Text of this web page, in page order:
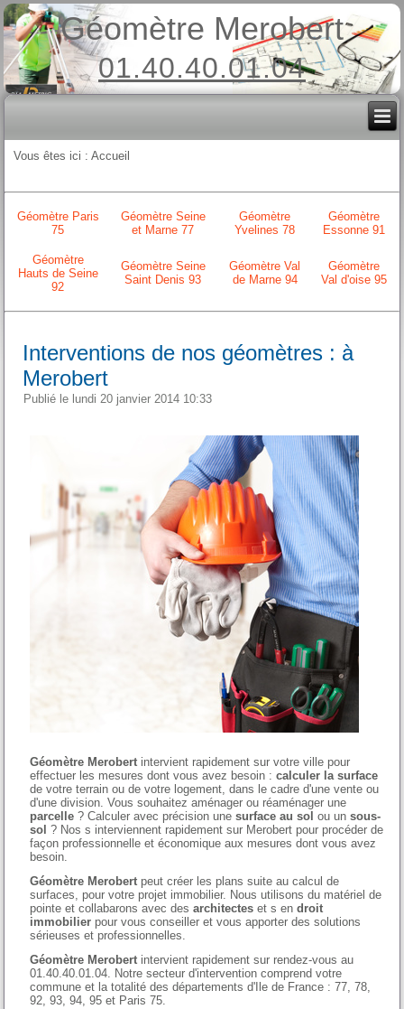
Géomètre Merobert
01.40.40.01.04
Vous êtes ici :Accueil
Géomètre Paris
75
Géomètre Seine
et Marne 77
Géomètre
Yvelines 78
Géomètre
Essonne 91
Géomètre
Hauts de Seine
92
Géomètre Seine
Saint Denis 93
Géomètre Val
de Marne 94
Géomètre
Val d'oise 95
Interventions de nos géomètres : à
Merobert
Publié le lundi 20 janvier 2014 10:33
Géomètre Merobert intervient rapidement sur votre ville pour
effectuer les mesures dont vous avez besoin :calculer la surface
de votre terrain ou de votre logement, dans le cadre d'une vente ou
d'une division. Vous souhaitez aménager ou réaménager une
parcelle ? Calculer avec précision unesurface au sol ou unsous-
sol ? Nos s interviennent rapidement sur Merobert pour procéder de
façon professionnelle et économique aux mesures dont vous avez
besoin.
Géomètre Merobert peut créer les plans suite au calcul de
surfaces, pour votre projet immobilier. Nous utilisons du matériel de
pointe et collabarons avec desarchitectes et s endroit
immobilier pour vous conseiller et vous apporter des solutions
sérieuses et professionnelles.
Géomètre Merobert intervient rapidement sur rendez-vous au
01.40.40.01.04. Notre secteur d'intervention comprend votre
commune et la totalité des départements d'Ile de France : 77, 78,
92, 93, 94, 95 et Paris 75.